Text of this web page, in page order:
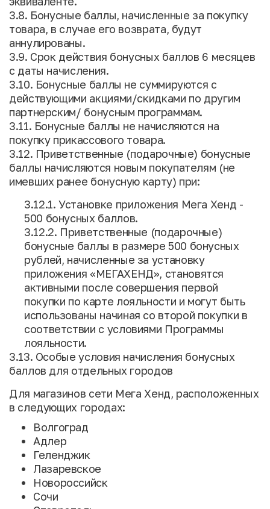
3.8. Бонусные баллы, начисленные за покупку
товара, в случае его возврата, будут
аннулированы.
3.9. Срок действия бонусных баллов 6 месяцев
с даты начисления.
3.10. Бонусные баллы не суммируются с
действующими акциями/скидками по другим
партнерским/ бонусным программам.
3.11. Бонусные баллы не начисляются на
покупку прикассового товара.
3.12. Приветственные (подарочные) бонусные
баллы начисляются новым покупателям (не
имевших ранее бонусную карту) при:
3.12.1. Установке приложения Мега Хенд -
500 бонусных баллов.
3.12.2. Приветственные (подарочные)
бонусные баллы в размере 500 бонусных
рублей, начисленные за установку
приложения «МЕГАХЕНД», становятся
активными после совершения первой
покупки по карте лояльности и могут быть
использованы начиная со второй покупки в
соответствии с условиями Программы
лояльности.
3.13. Особые условия начисления бонусных
баллов для отдельных городов
Для магазинов сети Мега Хенд, расположенных
в следующих городах:
Волгоград
Адлер
Геленджик
Лазаревское
Новороссийск
Сочи